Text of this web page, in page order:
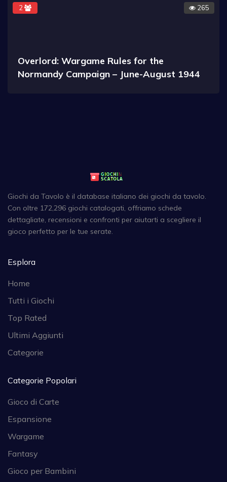
2 265
Overlord: Wargame Rules for the
Normandy Campaign – June-August 1944
Giochi da Tavolo è il database italiano dei giochi da tavolo.
Con oltre 172,296 giochi catalogati, offriamo schede
dettagliate, recensioni e confronti per aiutarti a scegliere il
gioco perfetto per le tue serate.
Esplora
Home
Tutti i Giochi
Top Rated
Ultimi Aggiunti
Categorie
Categorie Popolari
Gioco di Carte
Espansione
Wargame
Fantasy
Gioco per Bambini